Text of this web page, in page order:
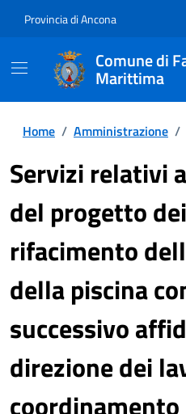
Provincia di Ancona
Comune di
Marittima
Home / Amministrazione /
Servizi relativi
del progetto
rifacimento
della piscina
successivo
direzione dei